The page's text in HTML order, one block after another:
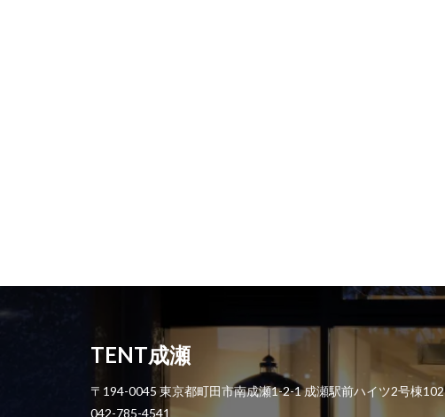
TENT成瀬
〒194-0045 東京都町田市南成瀬1-2-1 成瀬駅前ハイツ2号棟102
042-785-4541